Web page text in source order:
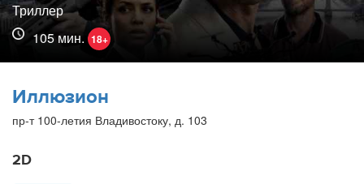
Триллер
105 мин. 18+
Иллюзион
пр-т 100-летия Владивостоку, д. 103
2D